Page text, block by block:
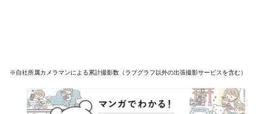
※自社所属カメラマンによる累計撮影数（ラブグラフ以外の出張撮影サービスを含む）